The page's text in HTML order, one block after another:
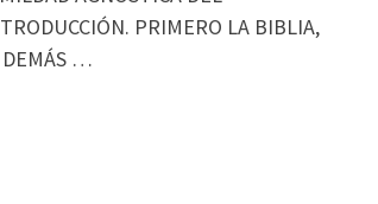
PRIMERO LA BIBLIA,
DEMÁS …